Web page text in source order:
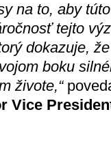
na to, aby
tejto
dokazuje,
boku
živote,“
Vice